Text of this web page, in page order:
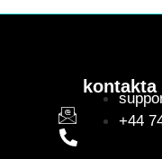
kontakta
+44